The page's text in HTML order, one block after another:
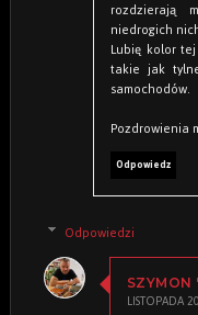
rozdzierają
niedrogich
Lubię kolor
takie jak
samochodów.
Pozdrowienia
Odpowiedz
Odpowiedzi
SZYMON
LISTOPADA